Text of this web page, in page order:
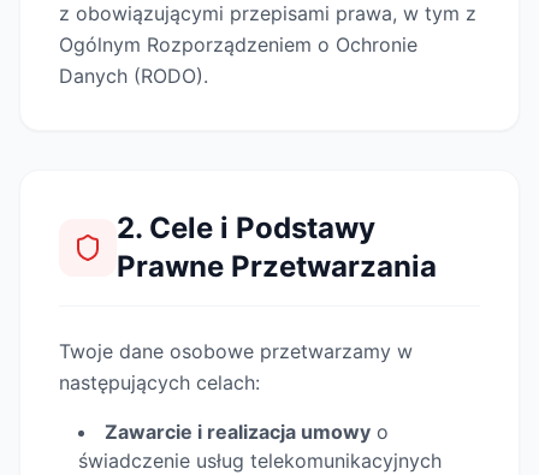
z obowiązującymi przepisami prawa, w tym z
Ogólnym Rozporządzeniem o Ochronie
Danych (RODO).
2. Cele i Podstawy
Prawne Przetwarzania
Twoje dane osobowe przetwarzamy w
następujących celach:
Zawarcie i realizacja umowy o
świadczenie usług telekomunikacyjnych